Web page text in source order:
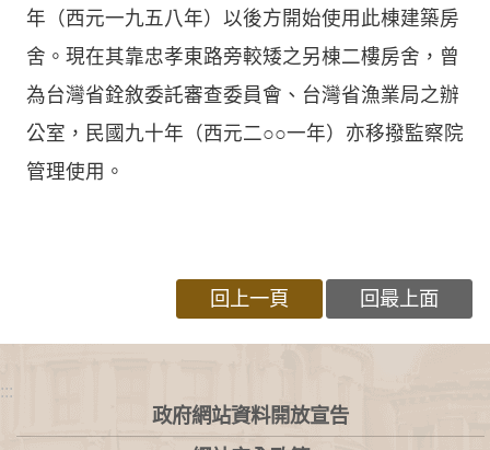
年（西元一九五八年）以後方開始使用此棟建築房
舍。現在其靠忠孝東路旁較矮之另棟二樓房舍，曾
為台灣省銓敘委託審查委員會、台灣省漁業局之辦
公室，民國九十年（西元二○○一年）亦移撥監察院
管理使用。
回上一頁 回最上面
:::
政府網站資料開放宣告